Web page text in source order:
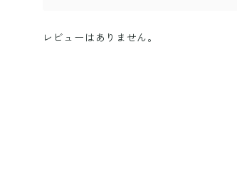
レビューはありません。